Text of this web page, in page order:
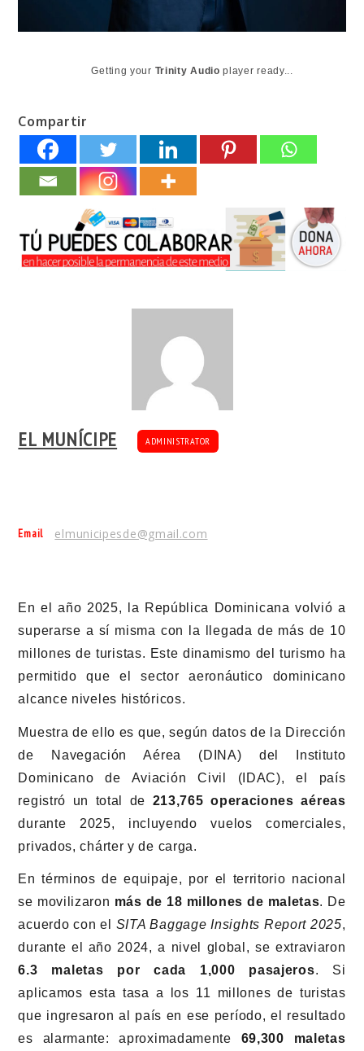
Getting your Trinity Audio player ready...
Compartir
EL MUNÍCIPE ADMINISTRATOR
Email elmunicipesde@gmail.com
En el año 2025, la República Dominicana volvió a
superarse a sí misma con la llegada de más de 10
millones de turistas. Este dinamismo del turismo ha
permitido que el sector aeronáutico dominicano
alcance niveles históricos.
Muestra de ello es que, según datos de la Dirección
de Navegación Aérea (DINA) del Instituto
Dominicano de Aviación Civil (IDAC), el país
registró un total de 213,765 operaciones aéreas
durante 2025, incluyendo vuelos comerciales,
privados, chárter y de carga.
En términos de equipaje, por el territorio nacional
se movilizaron más de 18 millones de maletas. De
acuerdo con el SITA Baggage Insights Report 2025,
durante el año 2024, a nivel global, se extraviaron
6.3 maletas por cada 1,000 pasajeros. Si
aplicamos esta tasa a los 11 millones de turistas
que ingresaron al país en ese período, el resultado
es alarmante: aproximadamente 69,300 maletas